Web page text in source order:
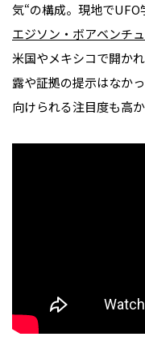
気“の構成。現地で
エジソン・ボアベンチ
米国やメキシコで開か
露や証拠の提示はなか
向けられる注目度も高か